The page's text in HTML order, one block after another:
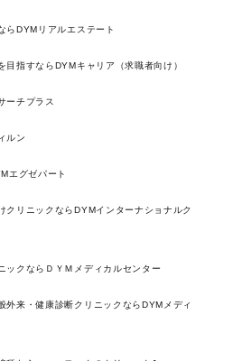
らDYMリアルエステート
指すならDYMキャリア（求職者向け）
ーチプラス
ルン
エグゼパート
クリニックならDYMインターナショナルク
ックならＤＹＭメディカルセンター
外来・健康診断クリニックならDYMメディ